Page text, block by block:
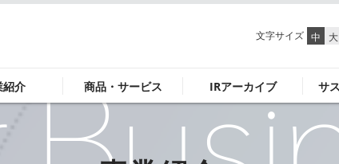
文字サイズ 中 大
紹介 商品・サービス IRアーカイブ サ